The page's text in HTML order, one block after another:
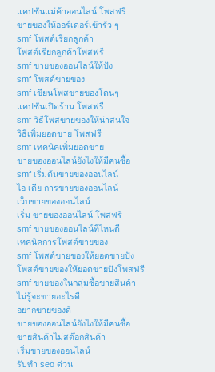
แคปชั่นแม่ค้าออนไลน์ โพสฟรี
ขายของให้ออร์เดอร์เข้ารัว ๆ
smf โพสต์เรียกลูกค้า
โพสต์เรียกลูกค้าโพสฟรี
smf ขายของออนไลน์ให้ปัง
smf โพสต์ขายของ
smf เขียนโพสขายของโดนๆ
แคปชั่นเปิดร้าน โพสฟรี
smf วิธีโพสขายของให้น่าสนใจ
วิธีเพิ่มยอดขาย โพสฟรี
smf เทคนิคเพิ่มยอดขาย
ขายของออนไลน์ยังไงให้มีคนซื้อ
smf เริ่มต้นขายของออนไลน์
ไอ เดีย การขายของออนไลน์
เว็บขายของออนไลน์
เริ่ม ขายของออนไลน์ โพสฟรี
smf ขายของออนไลน์ที่ไหนดี
เทคนิคการโพสต์ขายของ
smf โพสต์ขายของให้ยอดขายปัง
โพสต์ขายของให้ยอดขายปังโพสฟรี
smf ขายของในกลุ่มซื้อขายสินค้า
ไม่รู้จะขายอะไรดี
อยากขายของดี
ขายของออนไลน์ยังไงให้มีคนซื้อ
ขายสินค้าไม่สต๊อกสินค้า
เริ่มขายของออนไลน์
รับทำ seo ด่วน